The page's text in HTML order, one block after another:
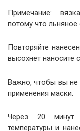
Примечание:
потому что
Повторяйте
высохнет наносите
Важно, чтобы вы не
применения маски.
Через 20 минут
температуры и